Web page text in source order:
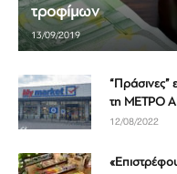
τροφίμων
13/09/2019
“Πράσινες”
τη ΜΕΤΡΟ
12/08/2022